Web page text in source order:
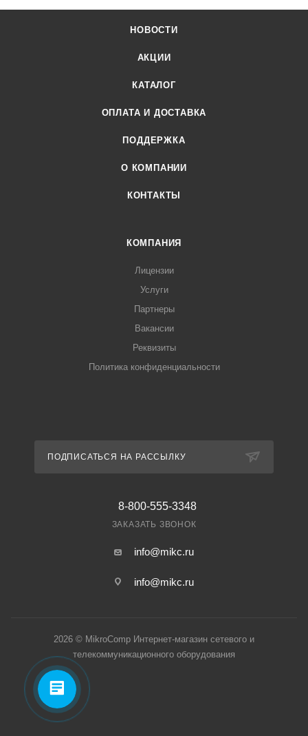
НОВОСТИ
АКЦИИ
КАТАЛОГ
ОПЛАТА И ДОСТАВКА
ПОДДЕРЖКА
О КОМПАНИИ
КОНТАКТЫ
КОМПАНИЯ
Лицензии
Услуги
Партнеры
Вакансии
Реквизиты
Политика конфиденциальности
ПОДПИСАТЬСЯ НА РАССЫЛКУ
8-800-555-3348
ЗАКАЗАТЬ ЗВОНОК
info@mikc.ru
info@mikc.ru
2026 © MikroComp Интернет-магазин сетевого и
телекоммуникационного оборудования